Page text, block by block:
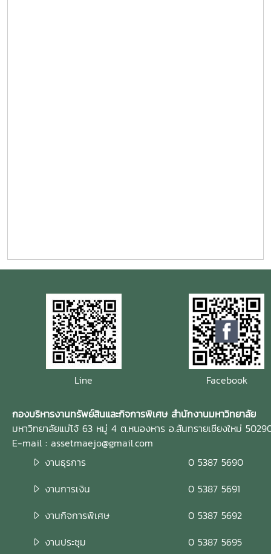
Line Facebook
กองบริหารงานทรัพย์สินและกิจการพิเศษ สำนักงานมหาวิทยาลัย
มหาวิทยาลัยแม่โจ้ 63 หมู่ 4 ต.หนองหาร อ.สันทรายเชียงใหม่
E-mail : assetmaejo@gmail.com
งานธุรการ
0 5387 5690
งานการเงิน
0 5387 5691
งานกิจการพิเศษ
0 5387 5692
งานประชุม
0 5387 5695